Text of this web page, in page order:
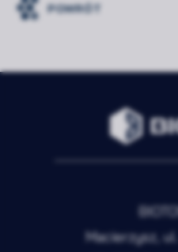
POWRÓT
Macierzysz,